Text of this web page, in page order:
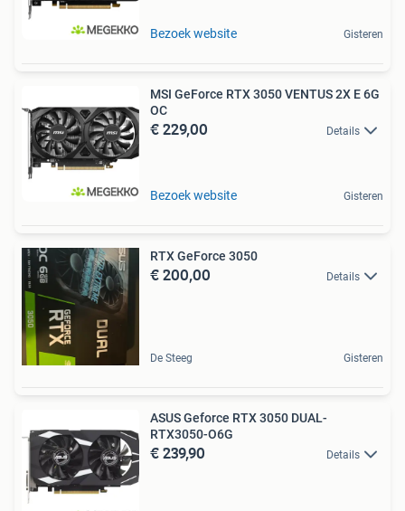
Bezoek website Gisteren
MSI GeForce RTX 3050 VENTUS 2X E 6G
OC
€ 229,00 Details
Bezoek website Gisteren
RTX GeForce 3050
€ 200,00 Details
De Steeg Gisteren
ASUS Geforce RTX 3050 DUAL-
RTX3050-O6G
€ 239,90 Details